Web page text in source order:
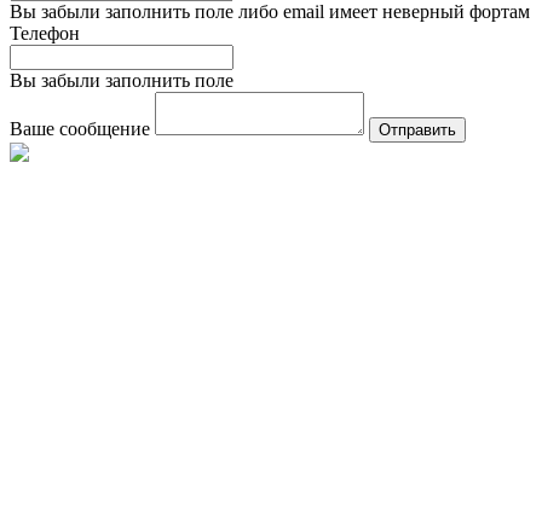
Вы забыли заполнить поле либо email имеет неверный фортам
Телефон
Вы забыли заполнить поле
Ваше сообщение Отправить